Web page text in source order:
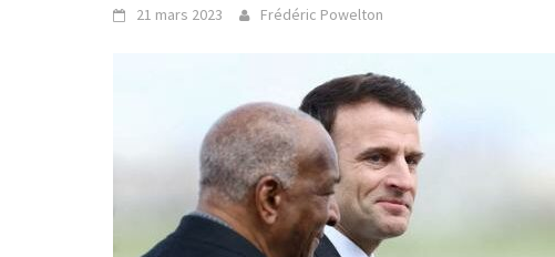
21 mars 2023 Frédéric Powelton